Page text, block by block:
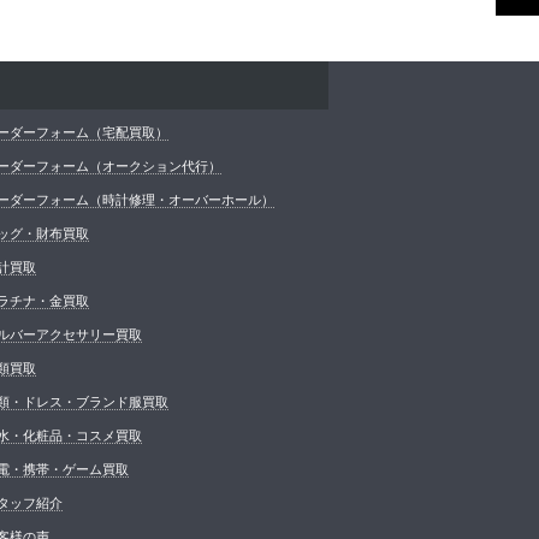
ダーフォーム（宅配買取）
ダーフォーム（オークション代行）
ダーフォーム（時計修理・オーバーホール）
グ・財布買取
買取
チナ・金買取
バーアクセサリー買取
買取
・ドレス・ブランド服買取
・化粧品・コスメ買取
・携帯・ゲーム買取
ッフ紹介